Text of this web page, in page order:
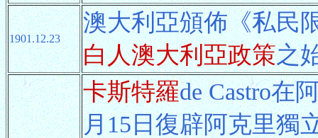
1901.12.23
澳大利亞頒佈《私民
白人澳大利亞政策之
卡斯特羅de Castro在
月15日復辟阿克里獨